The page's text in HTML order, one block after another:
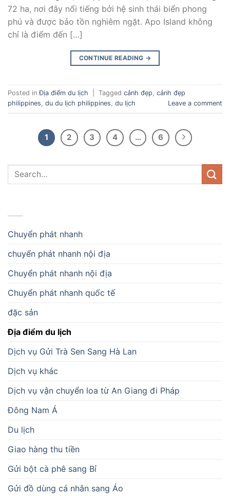
72 ha, nơi đây nổi tiếng bởi hệ sinh thái biển phong
phú và được bảo tồn nghiêm ngặt. Apo Island không
chỉ là điểm đến […]
CONTINUE READING →
Posted inĐịa điểm du lịch Tagged cảnh đẹp, cảnh đẹp
philippines, du du lịch philippines, du lịch Leave a comment
1 2 3 4 … 6
Chuyển phát nhanh
chuyển phát nhanh nội địa
Chuyển phát nhanh nội địa
Chuyển phát nhanh quốc tế
đặc sản
Địa điểm du lịch
Dịch vụ Gửi Trà Sen Sang Hà Lan
Dịch vụ khác
Dịch vụ vận chuyển loa từ An Giang đi Pháp
Đông Nam Á
Du lịch
Giao hàng thu tiền
Gửi bột cà phê sang Bỉ
Gửi đồ dùng cá nhân sang Áo